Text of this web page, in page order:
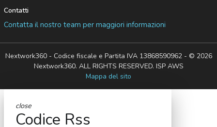
Contatti
Contatta il nostro team per maggiori informazioni
Nextwork360 - Codice fiscale e Partita IVA 13868590962 - © 2026
Nextwork360. ALL RIGHTS RESERVED. ISP AWS
Mappa del sito
close
Codice Rss